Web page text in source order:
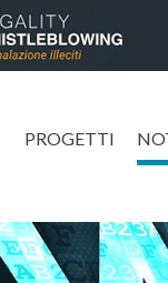
PROGETTI